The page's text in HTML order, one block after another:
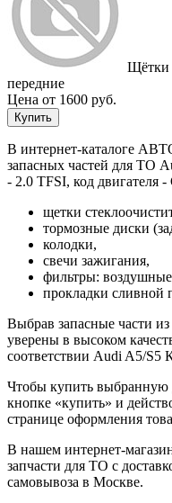
Щётки
передние
Цена от 1600 руб.
Купить
В интернет-каталоге
запасных частей для ТО
- 2.0 TFSI, код двигателя
щетки
тормозные диски
колодки,
свечи зажигания,
фильтры:
прокладки сливной
Выбрав запасные части
уверены в высоком
соответствии Audi A5/S5
Чтобы купить выбранную
кнопке «купить» и
странице оформления
В нашем интернет-
запчасти для ТО с
самовывоза в Москве.